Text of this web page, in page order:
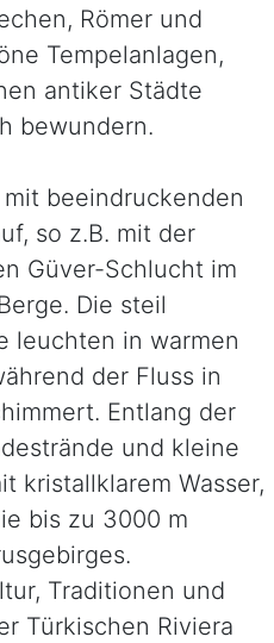
Römer und
Tempelanlagen,
antiker Städte
bewundern.
beeindruckenden
so z.B. mit der
Güver-Schlucht im
Die steil
leuchten in warmen
der Fluss in
Entlang der
und kleine
kristallklarem Wasser,
bis zu 3000 m
Traditionen und
Türkischen Riviera